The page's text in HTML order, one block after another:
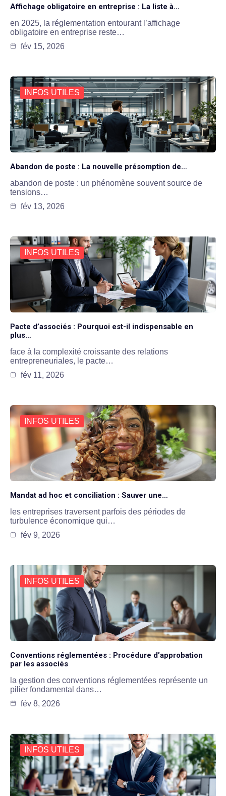
Affichage obligatoire en entreprise : La liste à…
en 2025, la réglementation entourant l’affichage
obligatoire en entreprise reste…
fév 15, 2026
INFOS UTILES
Abandon de poste : La nouvelle présomption de…
abandon de poste : un phénomène souvent source de
tensions…
fév 13, 2026
INFOS UTILES
Pacte d’associés : Pourquoi est-il indispensable en
plus…
face à la complexité croissante des relations
entrepreneuriales, le pacte…
fév 11, 2026
INFOS UTILES
Mandat ad hoc et conciliation : Sauver une…
les entreprises traversent parfois des périodes de
turbulence économique qui…
fév 9, 2026
INFOS UTILES
Conventions réglementées : Procédure d’approbation
par les associés
la gestion des conventions réglementées représente un
pilier fondamental dans…
fév 8, 2026
INFOS UTILES